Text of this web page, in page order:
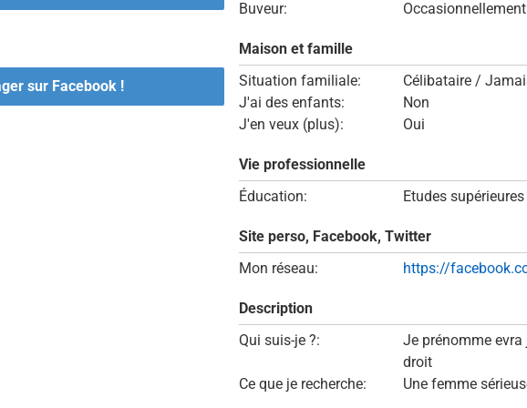
sur Facebook !
Buveur: Occasionnellement
Maison et famille
Situation familiale:
Célibataire /
J'ai des enfants:
Non
J'en veux (plus):
Oui
Vie professionnelle
Éducation:
Etudes supérieures
Site perso, Facebook, Twitter
Mon réseau:
https://
Description
Qui suis-je ?:
Je prénomme
droit
Ce que je recherche:
Une femme